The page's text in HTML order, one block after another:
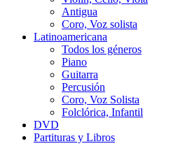
Antigua
Coro, Voz solista
Latinoamericana
Todos los géneros
Piano
Guitarra
Percusión
Coro, Voz Solista
Folclórica, Infantil
DVD
Partituras y Libros